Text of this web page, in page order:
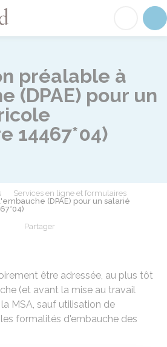
préalable à
(DPAE) pour un
14467*04)
Services en ligne et formulaires
(DPAE) pour un salarié
Partager
être adressée, au plus tôt
(et avant la mise au travail
MSA, sauf utilisation de
formalités d'embauche des